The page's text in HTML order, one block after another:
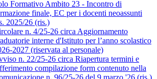
Formativo Ambito 23 - Incontro di
finale, EC per i docenti neoassunti
2025/26 (ris.)
n. 4/25-26 circa Aggiornamento
interne d'Istituto per l’anno scolastico
2027 (riservata al personale)
n. 22/25-26 circa Riapertura termini e
compilazione form contenuto nella